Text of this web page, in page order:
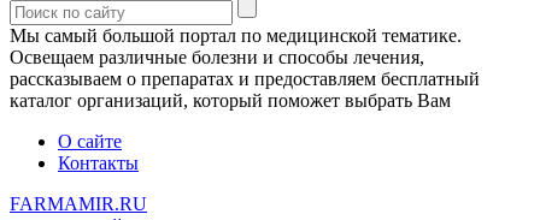
Мы самый большой портал по медицинской тематике.
Освещаем различные болезни и способы лечения,
рассказываем о препаратах и предоставляем бесплатный
каталог организаций, который поможет выбрать Вам
О сайте
Контакты
FARMAMIR.RU